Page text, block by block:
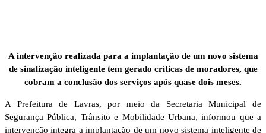
A intervenção realizada para a implantação de um novo sistema
de sinalização inteligente tem gerado críticas de moradores, que
cobram a conclusão dos serviços após quase dois meses.
A Prefeitura de Lavras, por meio da Secretaria Municipal de
Segurança Pública, Trânsito e Mobilidade Urbana, informou que a
intervenção integra a implantação de um novo sistema inteligente de